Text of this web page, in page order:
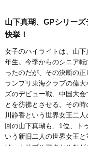
山下真瑚、GPシリー
快挙！
女子のハイライトは、山
年生。今季からのシニア
ったのだが、その決断の
ランプリ東海クラブの偉
ズのデビュー戦、中国大
とを彷彿とさせる。その
川静香という世界女王二
回の山下真瑚も、1位、ト
いう新旧二人の世界女王